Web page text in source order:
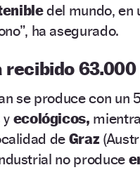
del mundo, en
ha asegurado.
recibido
se produce con un
ecológicos,
de Graz
no produce